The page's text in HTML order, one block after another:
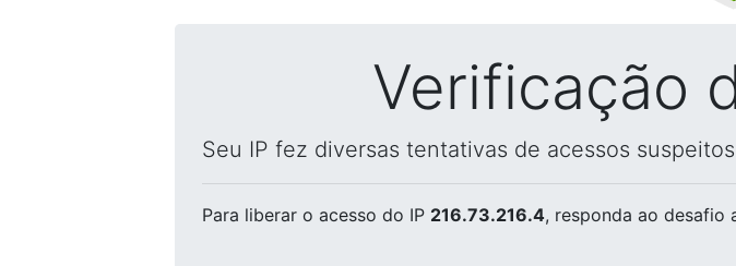
Verificação
Seu IP fez diversas tentativas de acessos
Para liberar o acesso do IP 216.73.216.4, responda ao desafio